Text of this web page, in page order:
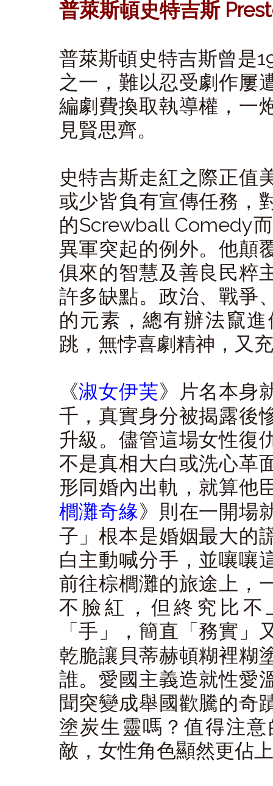
普萊斯頓史特吉斯
普萊斯頓史特吉斯曾是
之一，難以忍受劇作屢
編劇費換取執導權，一
見賢思齊。
史特吉斯走紅之際正值
或少皆負有宣傳任務，
的Screwball Comedy
異軍突起的例外。他顛
俱來的智慧及善良民粹
許多缺點。政治、戰爭
的元素，總有辦法竄
跳，無悖喜劇精神，又
《淑女伊芙》片名本身
千，真實身分被揭露後
升級。儘管這場女性復
不是真相大白或洗心革
形同婚內出軌，就算他
櫚灘奇緣》則在一開場
子」根本是婚姻最大的
白主動喊分手，並嚷嚷
前往棕櫚灘的旅途上，
不臉紅，但終究比
「手」，簡直「務實」
乾脆讓貝蒂赫頓糊裡糊
誰。愛國主義造就性愛
聞突變成舉國歡騰的奇
塗炭生靈嗎？值得注
敵，女性角色顯然更佔